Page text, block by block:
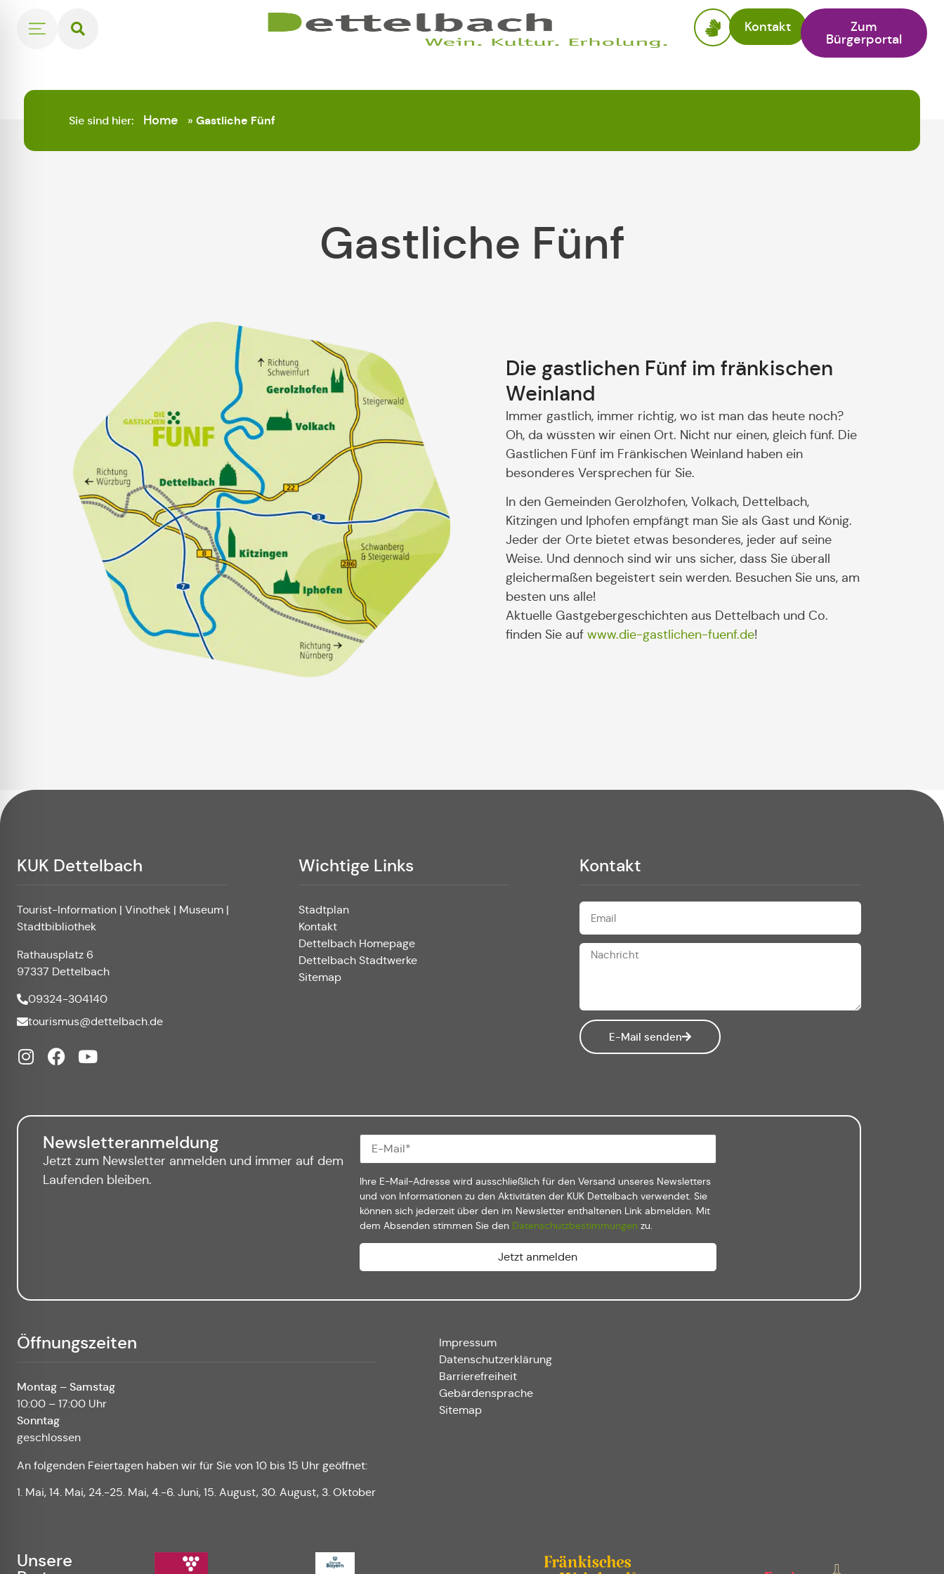
Kontakt
Zum
Bürgerportal
Sie sind hier: Home » Gastliche Fünf
Gastliche Fünf
Die gastlichen Fünf im fränkischen
Weinland
Immer gastlich, immer richtig, wo ist man das heute noch?
Oh, da wüssten wir einen Ort. Nicht nur einen, gleich fünf. Die
Gastlichen Fünf im Fränkischen Weinland haben ein
besonderes Versprechen für Sie.
In den Gemeinden Gerolzhofen, Volkach, Dettelbach,
Kitzingen und Iphofen empfängt man Sie als Gast und König.
Jeder der Orte bietet etwas besonderes, jeder auf seine
Weise. Und dennoch sind wir uns sicher, dass Sie überall
gleichermaßen begeistert sein werden. Besuchen Sie uns, am
besten uns alle!
Aktuelle Gastgebergeschichten aus Dettelbach und Co.
finden Sie auf www.die-gastlichen-fuenf.de!
KUK Dettelbach
Tourist-Information | Vinothek | Museum |
Stadtbibliothek
Rathausplatz 6
97337 Dettelbach
09324-304140
tourismus@dettelbach.de
Wichtige Links
Stadtplan
Kontakt
Dettelbach Homepage
Dettelbach Stadtwerke
Sitemap
Kontakt
E-Mail senden
Newsletteranmeldung
Jetzt zum Newsletter anmelden und immer auf dem
Laufenden bleiben.
Ihre E-Mail-Adresse wird ausschließlich für den Versand unseres Newsletters
und von Informationen zu den Aktivitäten der KUK Dettelbach verwendet. Sie
können sich jederzeit über den im Newsletter enthaltenen Link abmelden. Mit
dem Absenden stimmen Sie den Datenschutzbestimmungen zu.
Öffnungszeiten
Montag – Samstag
10:00 – 17:00 Uhr
Sonntag
geschlossen
An folgenden Feiertagen haben wir für Sie von 10 bis 15 Uhr geöffnet:
1. Mai, 14. Mai, 24.-25. Mai, 4.-6. Juni, 15. August, 30. August, 3. Oktober
Impressum
Datenschutzerklärung
Barrierefreiheit
Gebärdensprache
Sitemap
Unsere